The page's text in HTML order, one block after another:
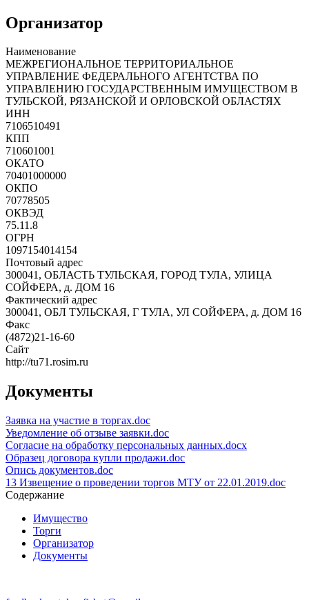
Организатор
Наименование
МЕЖРЕГИОНАЛЬНОЕ ТЕРРИТОРИАЛЬНОЕ
УПРАВЛЕНИЕ ФЕДЕРАЛЬНОГО АГЕНТСТВА ПО
УПРАВЛЕНИЮ ГОСУДАРСТВЕННЫМ ИМУЩЕСТВОМ В
ТУЛЬСКОЙ, РЯЗАНСКОЙ И ОРЛОВСКОЙ ОБЛАСТЯХ
ИНН
7106510491
КПП
710601001
ОКАТО
70401000000
ОКПО
70778505
ОКВЭД
75.11.8
ОГРН
1097154014154
Почтовый адрес
300041, ОБЛАСТЬ ТУЛЬСКАЯ, ГОРОД ТУЛА, УЛИЦА
СОЙФЕРА, д. ДОМ 16
Фактический адрес
300041, ОБЛ ТУЛЬСКАЯ, Г ТУЛА, УЛ СОЙФЕРА, д. ДОМ 16
Факс
(4872)21-16-60
Сайт
http://tu71.rosim.ru
Документы
Заявка на участие в торгах.doc
Уведомление об отзыве заявки.doc
Согласие на обработку персональных данных.docx
Образец договора купли продажи.doc
Опись документов.doc
13 Извещение о проведении торгов МТУ от 22.01.2019.doc
Содержание
Имущество
Торги
Организатор
Документы